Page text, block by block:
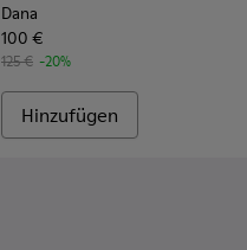
Dana
100 €
125 € -20%
Hinzufügen